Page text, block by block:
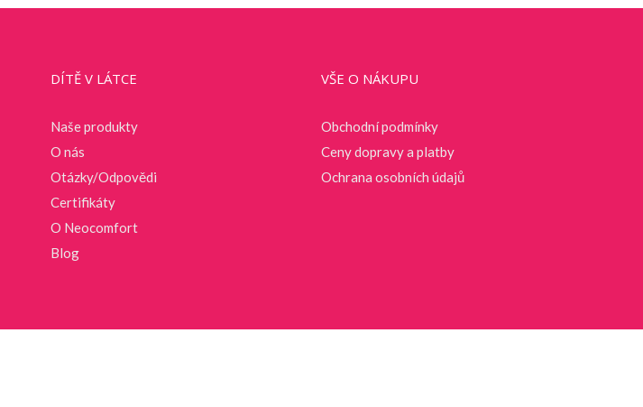
DÍTĚ V LÁTCE
Naše produkty
O nás
Otázky/Odpovědi
Certifikáty
O Neocomfort
Blog
VŠE O NÁKUPU
Obchodní podmínky
Ceny dopravy a platby
Ochrana osobních údajů